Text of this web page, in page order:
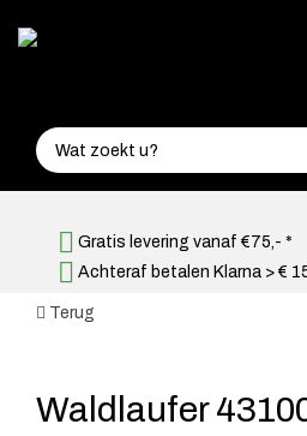
Gratis levering vanaf €75,- *
Achteraf betalen Klarna > €
Terug
Waldlaufer